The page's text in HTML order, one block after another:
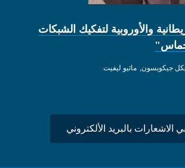
والأوروبية لتفكيك الشبكات
جيكوبسون ماثيو ليفيت
الاشعارات بالبريد الألكتروني